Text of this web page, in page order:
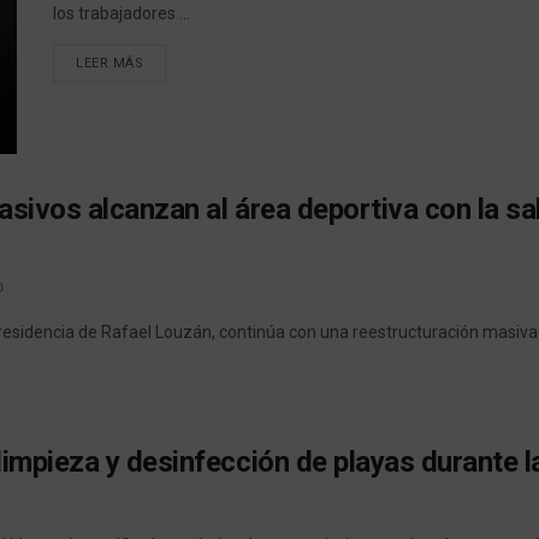
los trabajadores ...
LEER MÁS
alcanzan al área deportiva con la
de Rafael Louzán, continúa con una reestructuración masiva
y desinfección de playas durante